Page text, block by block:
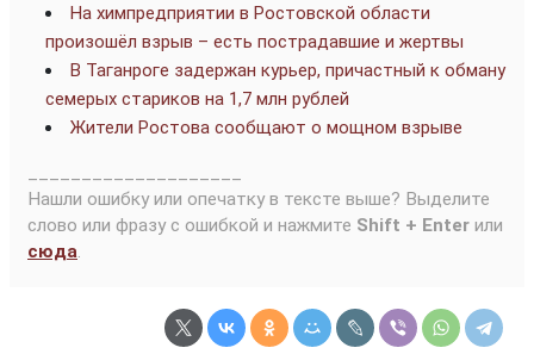
На химпредприятии в Ростовской области
произошёл взрыв – есть пострадавшие и жертвы
В Таганроге задержан курьер, причастный к обману
семерых стариков на 1,7 млн рублей
Жители Ростова сообщают о мощном взрыве
Нашли ошибку или опечатку в тексте выше? Выделите
слово или фразу с ошибкой и нажмите Shift + Enter или
сюда.